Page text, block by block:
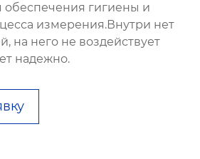
обеспечения гигиены и
измерения.Внутри нет
на него не воздействует
надежно.